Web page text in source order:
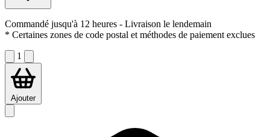
Commandé jusqu'à 12 heures - Livraison le lendemain
* Certaines zones de code postal et méthodes de paiement exclues
1
Ajouter